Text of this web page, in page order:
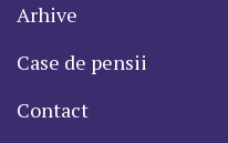
Arhive
Case de pensii
Contact